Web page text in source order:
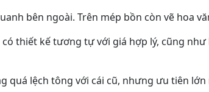
bên ngoài. Trên mép bồn còn vẽ hoa
thiết kế tương tự với giá hợp lý, cũng
quá lệch tông với cái cũ, nhưng ưu tiên